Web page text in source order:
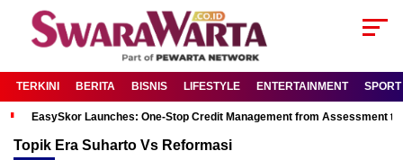
TERKINI BERITA BISNIS LIFESTYLE ENTERTAINMENT SPORT
EasySkor Launches: One-Stop Credit Management from Assessment
Topik Era Suharto Vs Reformasi